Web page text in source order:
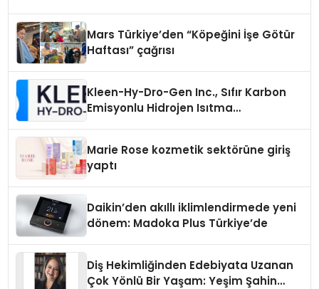
Mars Türkiye’den “Köpeğini İşe Götür
Haftası” çağrısı
Kleen-Hy-Dro-Gen Inc., Sıfır Karbon
Emisyonlu Hidrojen Isıtma
Marie Rose kozmetik sektörüne giriş
yaptı
Daikin’den akıllı iklimlendirmede yeni
dönem: Madoka Plus Türkiye’de
Diş Hekimliğinden Edebiyata Uzanan
Çok Yönlü Bir Yaşam: Yeşim Şahin